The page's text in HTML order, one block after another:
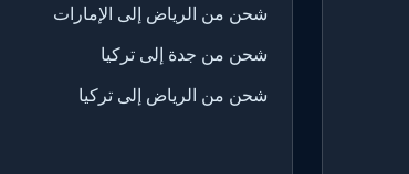
شحن من الرياض إلى الإمارات
شحن من جدة إلى تركيا
شحن من الرياض إلى تركيا